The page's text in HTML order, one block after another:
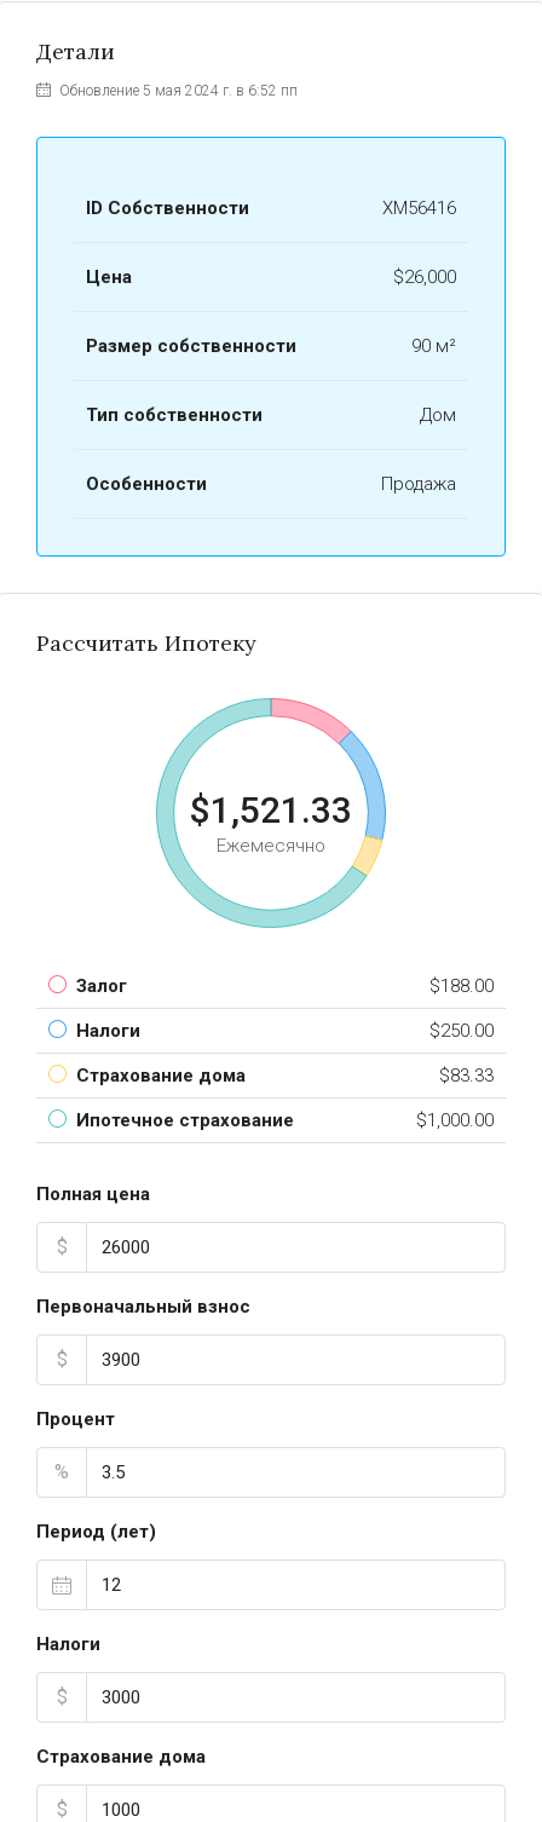
Детали
Обновление 5 мая 2024 г. в 6:52 пп
ID Собственности ХМ56416
Цена $26,000
Размер собственности 90 м²
Тип собственности Дом
Особенности Продажа
Рассчитать Ипотеку
$1,521.33
Ежемесячно
Залог $188.00
Налоги $250.00
Страхование дома $83.33
Ипотечное страхование $1,000.00
Полная цена
$
Первоначальный взнос
$
Процент
%
Период (лет)
Налоги
$
Страхование дома
$